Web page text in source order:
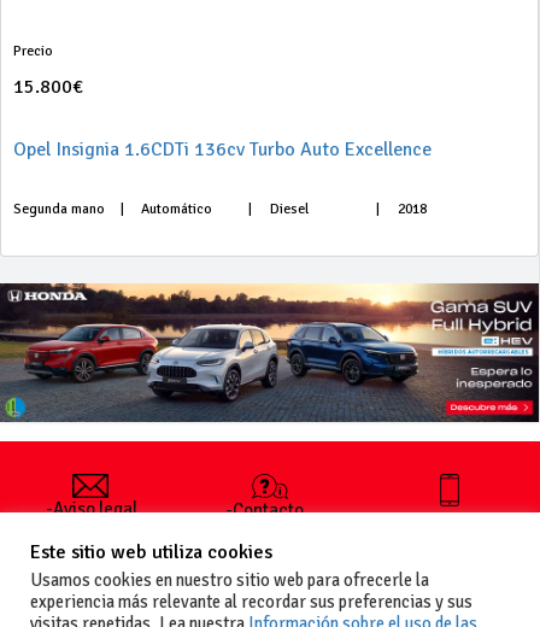
Precio
15.800€
Opel Insignia 1.6CDTi 136cv Turbo Auto Excellence
Segunda mano Automático Diesel 2018
-Aviso legal
generales
de uso
-Política de
-Contacto
publicar un
anuncio
-Vende+
+34 627 35
Este sitio web utiliza cookies
Usamos cookies en nuestro sitio web para ofrecerle la
experiencia más relevante al recordar sus preferencias y sus